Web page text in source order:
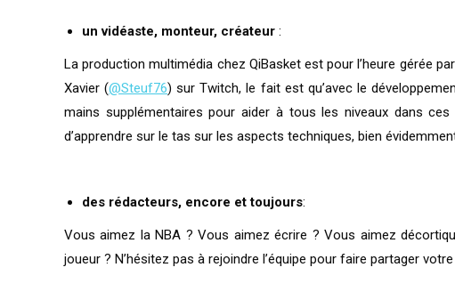
un vidéaste, monteur, créateur :
La production multimédia chez QiBasket est pour l’heure gérée
Xavier (@Steuf76) sur Twitch, le fait est qu’avec le
mains supplémentaires pour aider à tous les niveaux dans
d’apprendre sur le tas sur les aspects techniques, bien
des rédacteurs, encore et toujours:
Vous aimez la NBA ? Vous aimez écrire ? Vous aimez
joueur ? N’hésitez pas à rejoindre l’équipe pour faire partager